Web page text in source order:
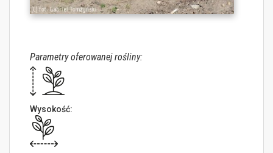
Parametry oferowanej rośliny:
Wysokość: